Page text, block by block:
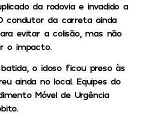
da rodovia e invadido a
condutor da carreta ainda
evitar a colisão, mas não
o impacto.
o idoso ficou preso às
ainda no local. Equipes do
Móvel de Urgência